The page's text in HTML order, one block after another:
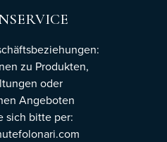
zu Produkten,
oder
Angeboten
sich bitte per: